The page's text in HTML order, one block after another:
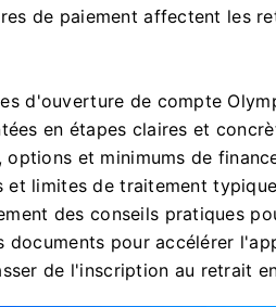
de paiement affectent les
d'ouverture de compte
en étapes claires et
et minimums de
et limites de traitement
des conseils pratiques
pour accélérer
de l'inscription au retrait